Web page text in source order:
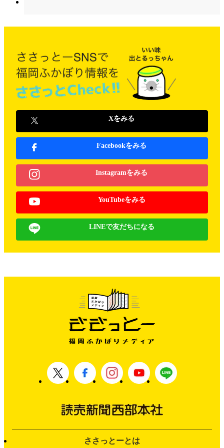
Xをみる
Facebookをみる
Instagramをみる
YouTubeをみる
LINEで友だちになる
ささっとーとは